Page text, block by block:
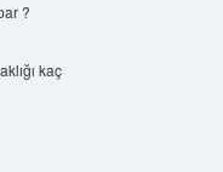
?
kaç